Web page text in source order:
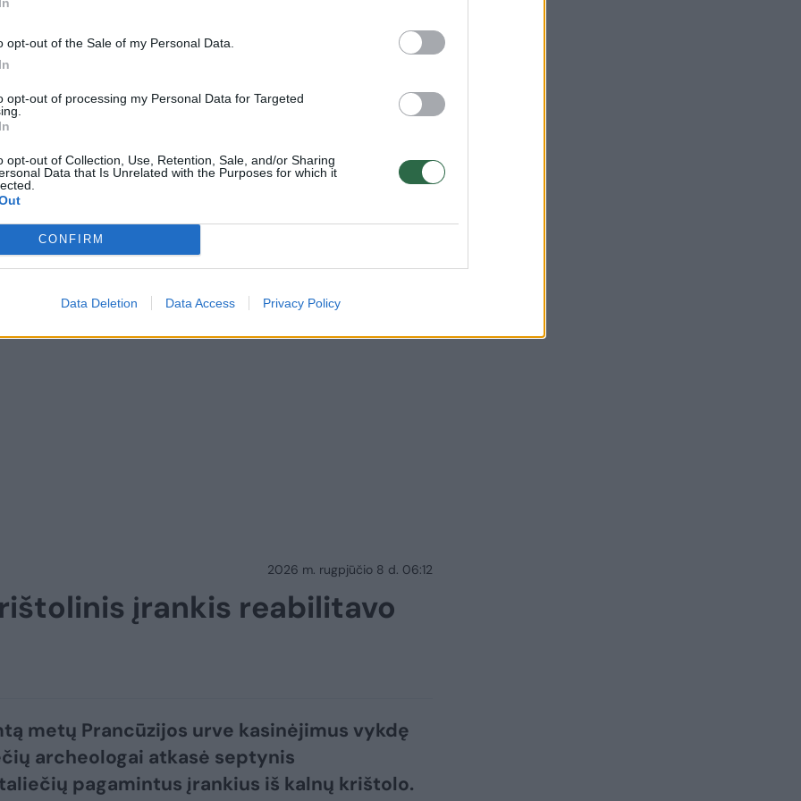
opt-out of the Sale of my Personal Data.
opt-out of processing my Personal Data for Targeted
opt-out of Collection, Use, Retention, Sale, and/or Sharing
Data that Is Unrelated with the Purposes for which it
CONFIRM
Data Deletion Data Access Privacy Policy
vartotojai. Prisijunkite prie registruotų
komentaruose!
Prisijungti komentatoriams
2026 m. rugpjūčio 8 d. 06:12
įrankis reabilitavo
metų Prancūzijos urve kasinėjimus vykdę
archeologai atkasė septynis
pagamintus įrankius iš kalnų krištolo.